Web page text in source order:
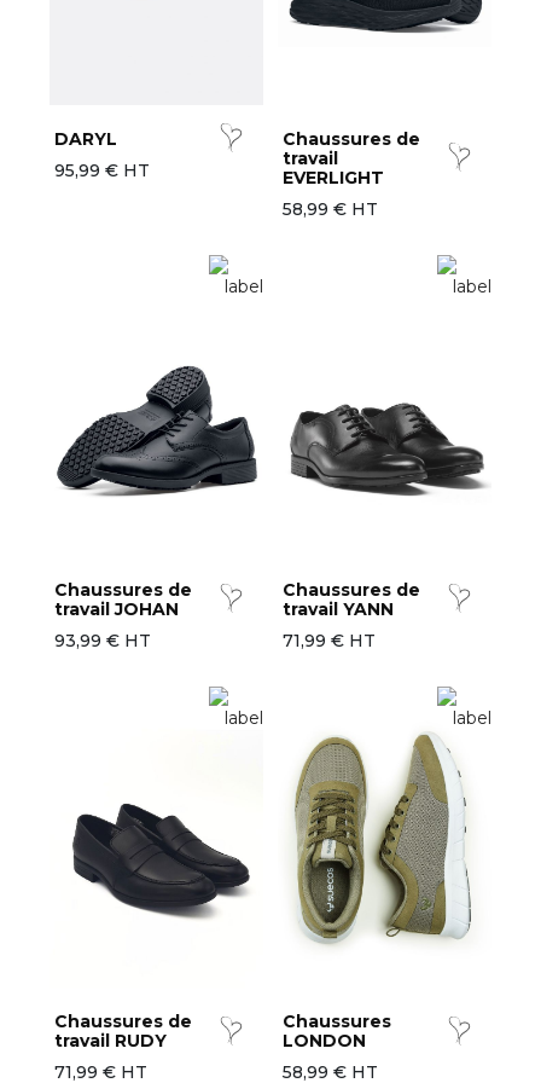
DARYL
95,99 € HT
Chaussures de
travail
EVERLIGHT
58,99 € HT
Chaussures de
travail JOHAN
93,99 € HT
Chaussures de
travail YANN
71,99 € HT
Chaussures de
travail RUDY
71,99 € HT
Chaussures
LONDON
58,99 € HT